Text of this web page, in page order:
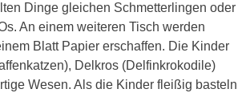
Dinge gleichen Schmetterlingen oder
An einem weiteren Tisch werden
Blatt Papier erschaffen. Die Kinder
Delkros (Delfinkrokodile)
Wesen. Als die Kinder fleißig basteln